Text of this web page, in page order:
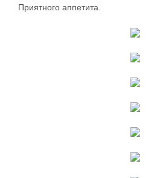
Приятного аппетита.